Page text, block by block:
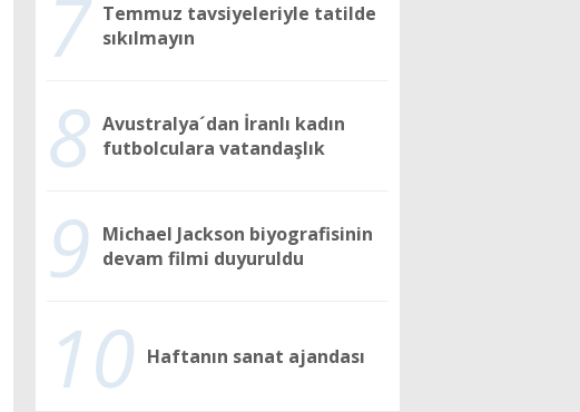
7 Temmuz tavsiyeleriyle tatilde
sıkılmayın
8 Avustralya´dan İranlı kadın
futbolculara vatandaşlık
9
Michael Jackson biyografisinin
devam filmi duyuruldu
10 Haftanın sanat ajandası